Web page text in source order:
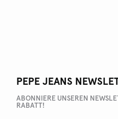
PEPE JEANS
ABONNIERE UNSEREN
RABATT!